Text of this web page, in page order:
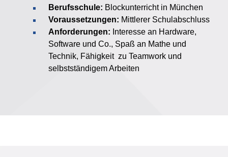
Berufsschule: Blockunterricht in München
Voraussetzungen: Mittlerer Schulabschluss
Anforderungen: Interesse an Hardware,
Software und Co., Spaß an Mathe und
Technik, Fähigkeit zu Teamwork und
selbstständigem Arbeiten